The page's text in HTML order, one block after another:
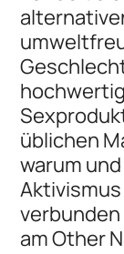
üblichen
warum
am Other